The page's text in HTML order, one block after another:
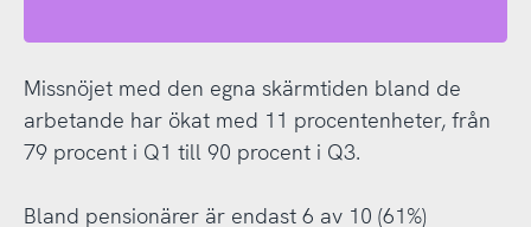
Missnöjet med den egna skärmtiden bland de
arbetande har ökat med 11 procentenheter, från
79 procent i Q1 till 90 procent i Q3.
Bland pensionärer är endast 6 av 10 (61%)